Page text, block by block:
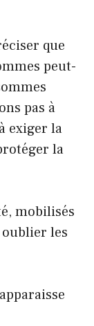
que
peut-
pas à
exiger la
la
mobilisés
les